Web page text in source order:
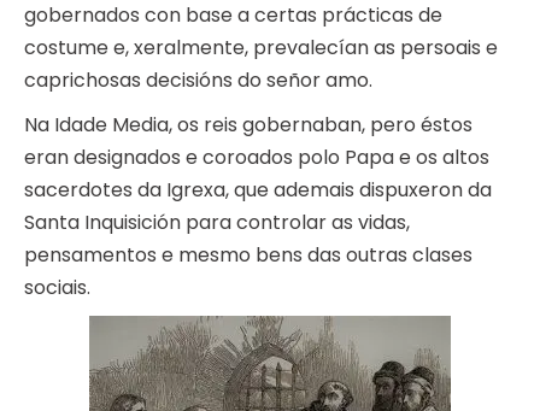
gobernados con base a certas prácticas de
costume e, xeralmente, prevalecían as persoais e
caprichosas decisións do señor amo.
Na Idade Media, os reis gobernaban, pero éstos
eran designados e coroados polo Papa e os altos
sacerdotes da Igrexa, que ademais dispuxeron da
Santa Inquisición para controlar as vidas,
pensamentos e mesmo bens das outras clases
sociais.